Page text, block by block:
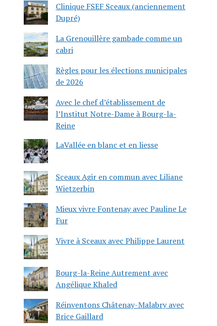
Clinique FSEF Sceaux (anciennement
Dupré)
La Grenouillère gambade comme un
cabri
Règles pour les élections municipales
de 2026
Avec le chef d’établissement de
l’Institut Notre-Dame à Bourg-la-
Reine
LaVallée en blanc et en liesse
Sceaux Agir en commun avec Liliane
Wietzerbin
Mieux vivre Fontenay avec Pauline Le
Fur
Vivre à Sceaux avec Philippe Laurent
Bourg-la-Reine Autrement avec
Angélique Khaled
Réinventons Châtenay-Malabry avec
Brice Gaillard